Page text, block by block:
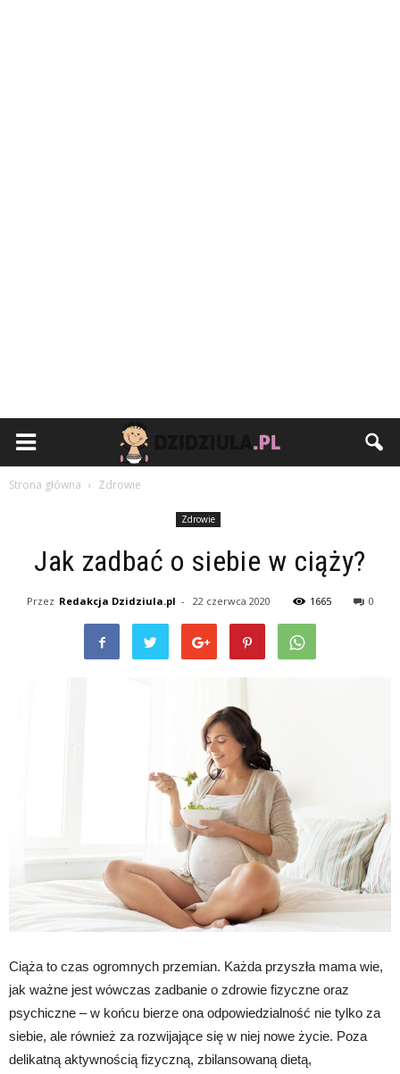
Strona główna Zdrowie
Zdrowie
Jak zadbać o siebie w ciąży?
Przez Redakcja Dzidziula.pl - 22 czerwca 2020 1665 0
Ciąża to czas ogromnych przemian. Każda przyszła mama wie,
jak ważne jest wówczas zadbanie o zdrowie fizyczne oraz
psychiczne – w końcu bierze ona odpowiedzialność nie tylko za
siebie, ale również za rozwijające się w niej nowe życie. Poza
delikatną aktywnością fizyczną, zbilansowaną dietą,